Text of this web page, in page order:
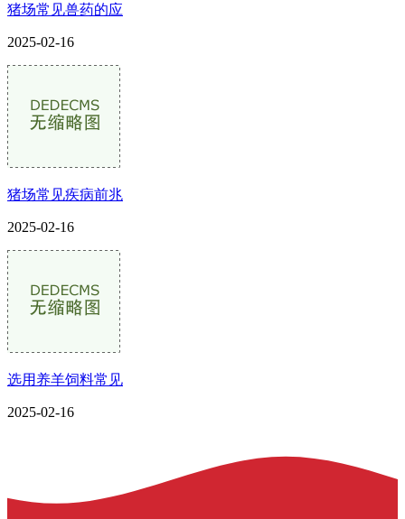
猪场常见兽药的应
2025-02-16
猪场常见疾病前兆
2025-02-16
选用养羊饲料常见
2025-02-16